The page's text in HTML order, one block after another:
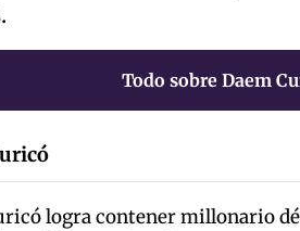
Todo sobre Daem
logra contener millonario